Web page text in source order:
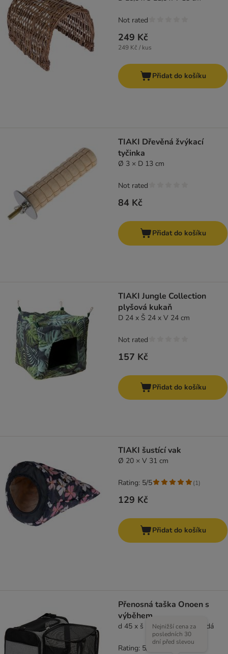
249 Kč
249 Kč / kus
Not rated
Přidat do košíku
TIAKI Dřevěná žvýkací
tyčinka
Ø 3 × D 13 cm
84 Kč
Not rated
Přidat do košíku
TIAKI Jungle Collection
plyšová kukaň
D 24 x Š 24 x V 24 cm
157 Kč
Not rated
Přidat do košíku
TIAKI šustící vak
Ø 20 × V 31 cm
129 Kč
Rating: 5/5 (1)
Přidat do košíku
Přenosná taška Onoen s
výběhem
d 45 x š 26 x v 28,5 cm - šedá
Nejnižší cena za
posledních 30
dní před slevou
Rating: 5/5